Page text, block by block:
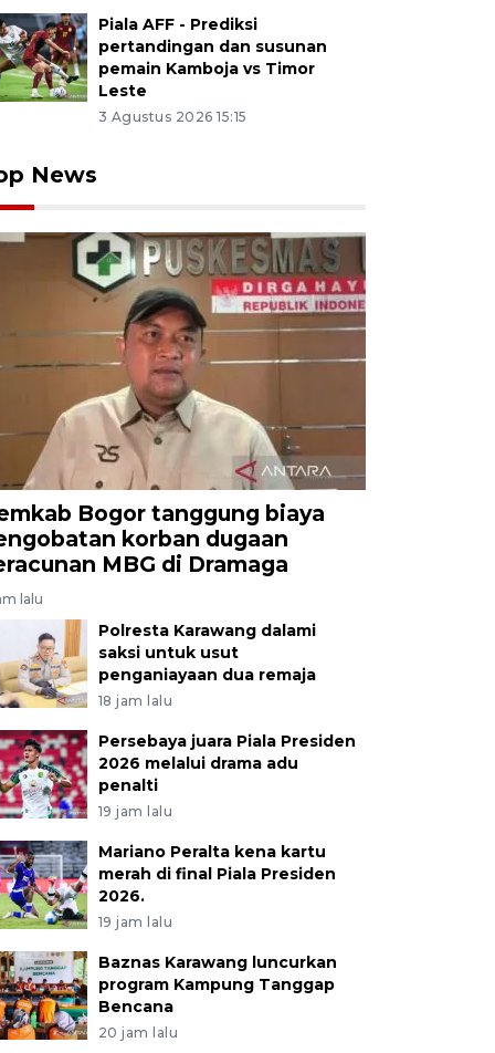
Piala AFF - Prediksi
pertandingan dan susunan
pemain Kamboja vs Timor
Leste
3 Agustus 2026 15:15
News
Bogor tanggung biaya
korban dugaan
MBG di Dramaga
lalu
Polresta Karawang dalami
saksi untuk usut
penganiayaan dua remaja
18 jam lalu
Persebaya juara Piala Presiden
2026 melalui drama adu
penalti
19 jam lalu
Mariano Peralta kena kartu
merah di final Piala Presiden
2026.
19 jam lalu
Baznas Karawang luncurkan
program Kampung Tanggap
Bencana
20 jam lalu